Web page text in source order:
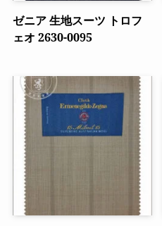
ゼニア 生地スーツ トロフ
ェオ 2630-0095